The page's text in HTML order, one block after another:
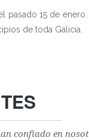
15 de
de toda Galicia.
confiado en